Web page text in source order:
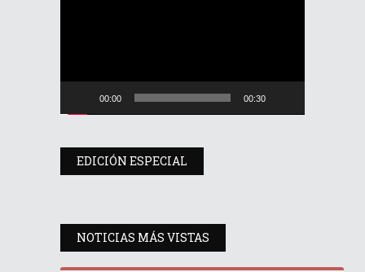
00:00 00:30
EDICIÓN ESPECIAL
NOTICIAS MÁS VISTAS